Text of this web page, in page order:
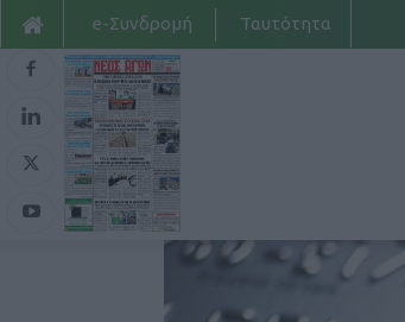
e-Συνδρομή Ταυτότητα